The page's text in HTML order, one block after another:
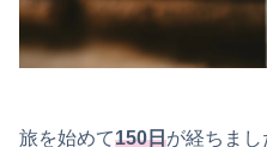
旅を始めて150日が経ちまし